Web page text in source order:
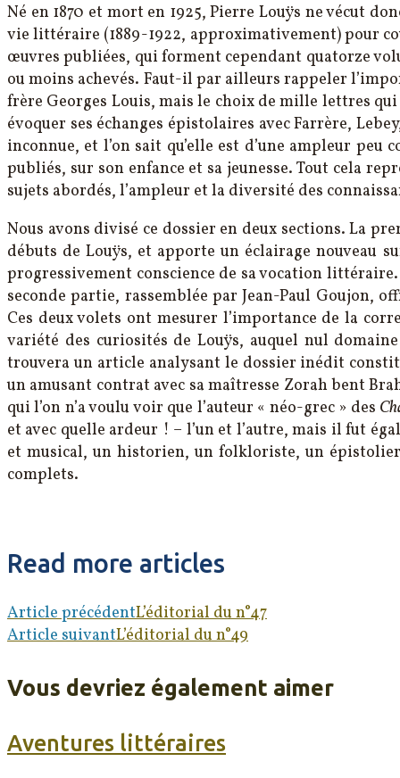
Né en 1870 et mort en 1925, Pierre Louÿs ne vécut
vie littéraire (1889-1922, approximativement) pour
œuvres publiées, qui forment cependant quatorze
ou moins achevés. Faut-il par ailleurs rappeler
frère Georges Louis, mais le choix de mille lettres
évoquer ses échanges épistolaires avec Farrère,
inconnue, et l’on sait qu’elle est d’une ampleur
publiés, sur son enfance et sa jeunesse. Tout cela
sujets abordés, l’ampleur et la diversité des
Nous avons divisé ce dossier en deux sections. La
débuts de Louÿs, et apporte un éclairage nouveau
progressivement conscience de sa vocation
seconde partie, rassemblée par Jean-Paul Goujon,
Ces deux volets ont mesurer l’importance de la
variété des curiosités de Louÿs, auquel nul
trouvera un article analysant le dossier inédit
un amusant contrat avec sa maîtresse Zorah bent
qui l’on n’a voulu voir que l’auteur « néo-grec » des
et avec quelle ardeur ! – l’un et l’autre, mais il fut
et musical, un historien, un folkloriste, un
complets.
Read more articles
Article précédentL’éditorial du n°47
Article suivantL’éditorial du n°49
Vous devriez également aimer
Aventures littéraires